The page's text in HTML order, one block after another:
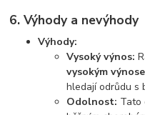
6.Výhody a nevýhody
Výhody:
Vysoký výnos:
vysokým
hledají odrůdu s
Odolnost: Tato